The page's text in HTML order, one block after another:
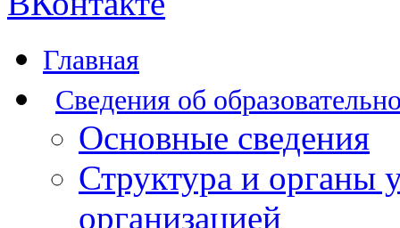
Главная
Сведения об
Основные сведения
Структура и органы
организацией